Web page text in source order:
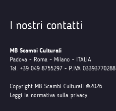
I nostri contatti
MB Scambi Culturali
Padova - Roma - Milano - ITALIA
Tel. +39 049 8755297 - P.IVA 03393770288
Copyright MB Scambi Culturali ©2026
Leggi la normativa sulla privacy